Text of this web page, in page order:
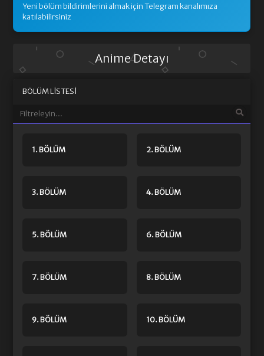
Yeni bölüm bildirimlerini almak için Telegram kanalımıza
katılabilirsiniz
Anime Detayı
BÖLÜM LISTESI
1. BÖLÜM 2. BÖLÜM
3. BÖLÜM 4. BÖLÜM
5. BÖLÜM 6. BÖLÜM
7. BÖLÜM 8. BÖLÜM
9. BÖLÜM 10. BÖLÜM